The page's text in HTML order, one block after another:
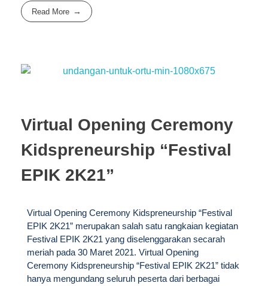
Read More
Virtual Opening Ceremony
Kidspreneurship “Festival
EPIK 2K21”
Virtual Opening Ceremony Kidspreneurship “Festival
EPIK 2K21” merupakan salah satu rangkaian kegiatan
Festival EPIK 2K21 yang diselenggarakan secarah
meriah pada 30 Maret 2021. Virtual Opening
Ceremony Kidspreneurship “Festival EPIK 2K21” tidak
hanya mengundang seluruh peserta dari berbagai